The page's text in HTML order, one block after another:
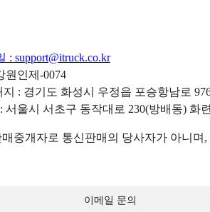
: support@itruck.co.kr
원인제-0074
: 경기도 화성시 우정읍 포승항남로
울시 서초구 동작대로 230(방배동) 화
중개자로 통신판매의 당사자가 아니
이메일 문의